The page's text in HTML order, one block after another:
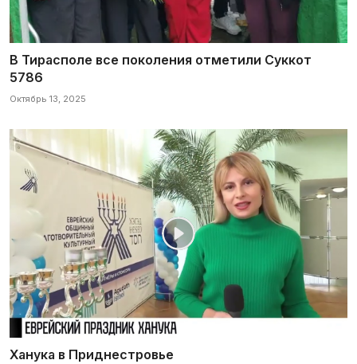
В Тирасполе все поколения отметили Суккот
5786
Октябрь 13, 2025
Ханука в Приднестровье